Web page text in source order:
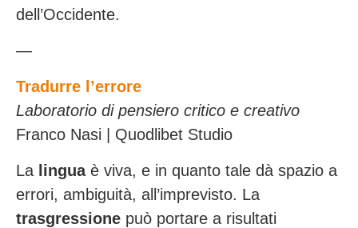
dell’Occidente.
—
Tradurre l’errore
Laboratorio di pensiero critico e creativo
Franco Nasi | Quodlibet Studio
La linguaè viva, e in quanto tale dà spazio a
errori, ambiguità, all’imprevisto. La
trasgressione può portare a risultati